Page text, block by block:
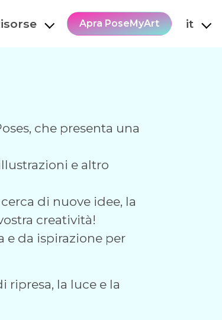
Apra PoseMyArt it
che presenta una
e altro
di nuove idee, la
creatività!
e da ispirazione per
ripresa, la luce e la